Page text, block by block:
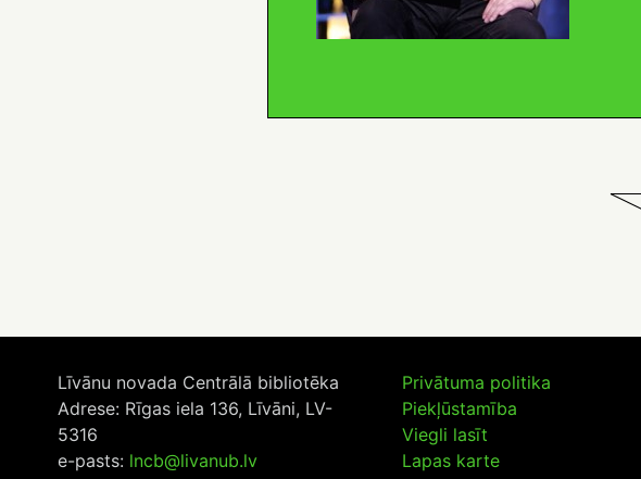
Līvānu novada Centrālā bibliotēka
Adrese: Rīgas iela 136, Līvāni, LV-
5316
e-pasts: lncb@livanub.lv
Privātuma politika
Piekļūstamība
Viegli lasīt
Lapas karte